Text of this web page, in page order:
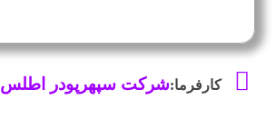
کارفرما:شرکت سپهرپودر اطلس